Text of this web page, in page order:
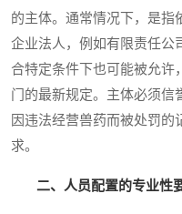
的主体。通常情况下，是指
企业法人，例如有限责任公
合特定条件下也可能被允许
门的最新规定。主体必须信
因违法经营兽药而被处罚
求。
二、人员配置的专业性